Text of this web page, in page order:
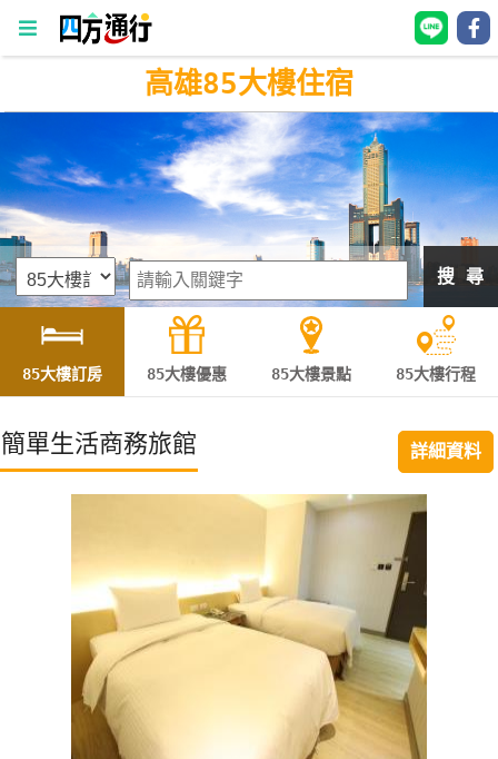
四
通
行
訂
房
灣
訂
房
直接跟飯店訂房 HOT
高雄85大樓住宿
搜 尋
85大樓訂房 85大樓優惠 85大樓景點 85大樓行程
簡單生活商務旅館 詳細資料